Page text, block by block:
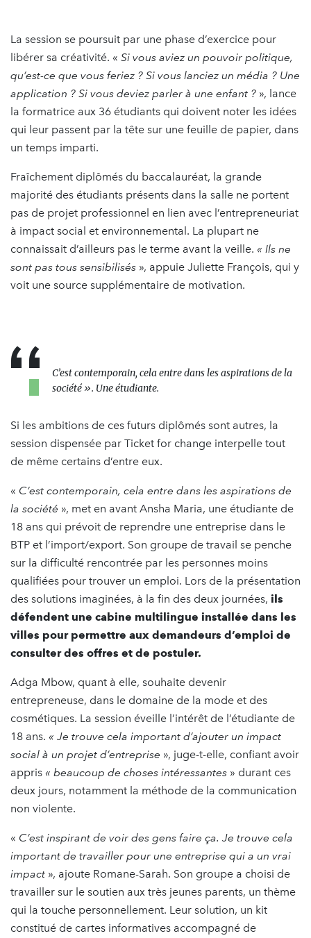
La session se poursuit par une phase d’exercice pour
libérer sa créativité. « Si vous aviez un pouvoir politique,
qu’est-ce que vous feriez ? Si vous lanciez un média ? Une
application ? Si vous deviez parler à une enfant ? », lance
la formatrice aux 36 étudiants qui doivent noter les idées
qui leur passent par la tête sur une feuille de papier, dans
un temps imparti.
Fraîchement diplômés du baccalauréat, la grande
majorité des étudiants présents dans la salle ne portent
pas de projet professionnel en lien avec l’entrepreneuriat
à impact social et environnemental. La plupart ne
connaissait d’ailleurs pas le terme avant la veille. « Ils ne
sont pas tous sensibilisés », appuie Juliette François, qui y
voit une source supplémentaire de motivation.
C’est contemporain, cela entre dans les aspirations de la
société ». Une étudiante.
Si les ambitions de ces futurs diplômés sont autres, la
session dispensée par Ticket for change interpelle tout
de même certains d’entre eux.
« C’est contemporain, cela entre dans les aspirations de
la société », met en avant Ansha Maria, une étudiante de
18 ans qui prévoit de reprendre une entreprise dans le
BTP et l’import/export. Son groupe de travail se penche
sur la difficulté rencontrée par les personnes moins
qualifiées pour trouver un emploi. Lors de la présentation
des solutions imaginées, à la fin des deux journées, ils
défendent une cabine multilingue installée dans les
villes pour permettre aux demandeurs d’emploi de
consulter des offres et de postuler.
Adga Mbow, quant à elle, souhaite devenir
entrepreneuse, dans le domaine de la mode et des
cosmétiques. La session éveille l’intérêt de l’étudiante de
18 ans. « Je trouve cela important d’ajouter un impact
social à un projet d’entreprise », juge-t-elle, confiant avoir
appris « beaucoup de choses intéressantes » durant ces
deux jours, notamment la méthode de la communication
non violente.
« C’est inspirant de voir des gens faire ça. Je trouve cela
important de travailler pour une entreprise qui a un vrai
impact », ajoute Romane-Sarah. Son groupe a choisi de
travailler sur le soutien aux très jeunes parents, un thème
qui la touche personnellement. Leur solution, un kit
constitué de cartes informatives accompagné de